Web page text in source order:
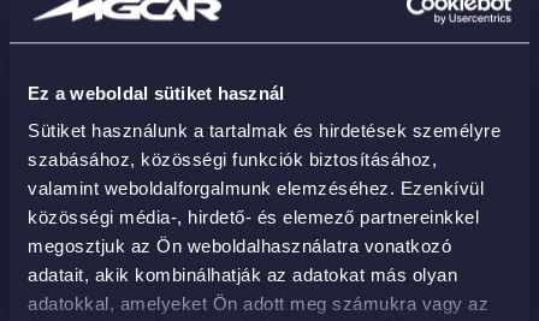
Ez a weboldal sütiket használ
Sütiket használunk a tartalmak és hirdetések személyre
szabásához, közösségi funkciók biztosításához,
valamint weboldalforgalmunk elemzéséhez. Ezenkívül
közösségi média-, hirdető- és elemező partnereinkkel
megosztjuk az Ön weboldalhasználatra vonatkozó
adatait, akik kombinálhatják az adatokat más olyan
adatokkal, amelyeket Ön adott meg számukra vagy az
Marta la Farfalla Concentrate Lavender 1000ml
– illatkoncentrátum
5 715Ft